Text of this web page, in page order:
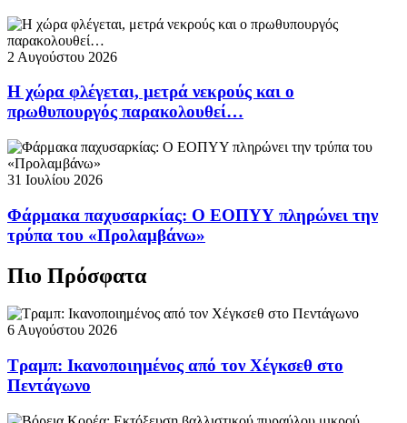
2 Αυγούστου 2026
Η χώρα φλέγεται, μετρά νεκρούς και ο
πρωθυπουργός παρακολουθεί…
31 Ιουλίου 2026
Φάρμακα παχυσαρκίας: Ο ΕΟΠΥΥ πληρώνει την
τρύπα του «Προλαμβάνω»
Πιο Πρόσφατα
6 Αυγούστου 2026
Τραμπ: Ικανοποιημένος από τον Χέγκσεθ στο
Πεντάγωνο